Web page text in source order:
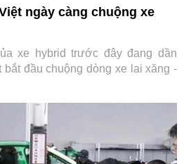
ngày càng chuộng xe
xe hybrid trước đây đang dần
đầu chuộng dòng xe lai xăng -